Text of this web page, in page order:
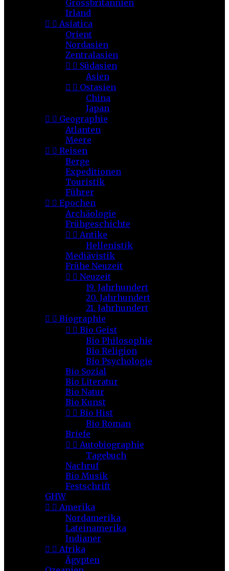
Grossbritannien
Irland
  Asiatica
Orient
Nordasien
Zentralasien
  Südasien
Asien
  Ostasien
China
Japan
  Geographie
Atlanten
Meere
  Reisen
Berge
Expeditionen
Touristik
Führer
  Epochen
Archäologie
Frühgeschichte
  Antike
Hellenistik
Mediävistik
Frühe Neuzeit
  Neuzeit
19. Jahrhundert
20. Jahrhundert
21. Jahrhundert
  Biographie
  Bio Geist
Bio Philosophie
Bio Religion
Bio Psychologie
Bio Sozial
Bio Literatur
Bio Natur
Bio Kunst
  Bio Hist
Bio Roman
Briefe
  Autobiographie
Tagebuch
Nachruf
Bio Musik
Festschrift
GHW
  Amerika
Nordamerika
Lateinamerika
Indianer
  Afrika
Ägypten